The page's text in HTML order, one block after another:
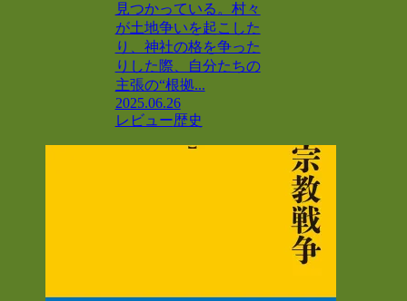
見つかっている。村々
が土地争いを起こした
り、神社の格を争った
りした際、自分たちの
主張の“根拠...
2025.06.26
レビュー歴史